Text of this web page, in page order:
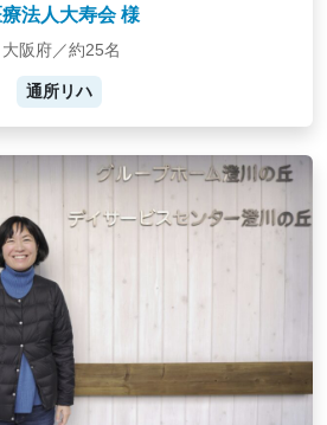
療法人大寿会 様
大阪府／約25名
通所リハ